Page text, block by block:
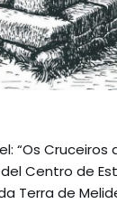
“Os Cruceiros
del Centro de
Terra de